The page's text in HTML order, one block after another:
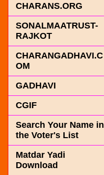
CHARANS.ORG
SONALMAATRUST-
RAJKOT
CHARANGADHAVI.C
OM
GADHAVI
CGIF
Search Your Name in
the Voter's List
Matdar Yadi
Download